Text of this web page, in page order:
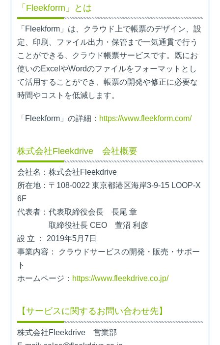
「Fleekform」とは
「Fleekform」は、クラウド上で帳票のデザイン、設
定、印刷、ファイル出力・保管まで一気通貫で行う
ことができる、クラウド帳票サービスです。既にお
使いのExcelやWordのファイルをフォーマットとし
て活用することができ、帳票の開発や修正に必要な
時間やコストを低減します。
「Fleekform」の詳細： https://www.fleekform.com/
株式会社Fleekdrive 会社概要
会社名：株式会社Fleekdrive
所在地：〒108-0022 東京都港区海岸3-9-15 LOOP-X
6F
代表者：代表取締役会長 長尾 章
取締役社長 CEO 萱沼 利彦
設 立 ： 2019年5月7日
事業内容： クラウドサービスの開発・販売・サポー
ト
ホームページ： https://www.fleekdrive.co.jp/
【サービスに関するお問い合わせ先】
株式会社Fleekdrive 営業部